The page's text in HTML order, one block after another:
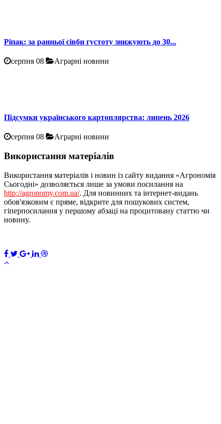
Ріпак: за ранньої сівби густоту знижують до 30...
серпня 08 Аграрні новини
Підсумки українського картоплярства: липень 2026
серпня 08 Аграрні новини
Використання матеріалів
Використання матеріалів і новин із сайту видання «Агрономія
Сьогодні» дозволяється лише за умови посилання на
http://agronomy.com.ua/. Для новинних та інтернет-видань
обов'язковим є пряме, відкрите для пошукових систем,
гіперпосилання у першому абзаці на процитовану статтю чи
новину.